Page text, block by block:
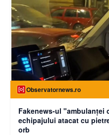
Observatornews.ro
Fakenews-ul "ambulanţei
echipajului atacat cu
orb